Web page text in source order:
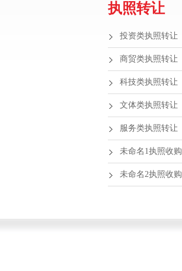
执照转让
投资类执照转让
商贸类执照转让
科技类执照转让
文体类执照转让
服务类执照转让
未命名1执照收购
未命名2执照收购